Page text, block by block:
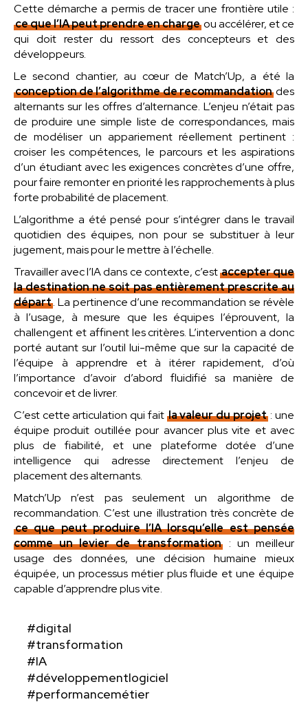
Cette démarche a permis de tracer une frontière utile :
ce que l’IA peut prendre en chargeou accélérer, et ce
qui doit rester du ressort des concepteurs et des
développeurs.
Le second chantier, au cœur de Match’Up, a été la
conception de l’algorithme de recommandationdes
alternants sur les offres d’alternance. L’enjeu n’était pas
de produire une simple liste de correspondances, mais
de modéliser un appariement réellement pertinent :
croiser les compétences, le parcours et les aspirations
d’un étudiant avec les exigences concrètes d’une offre,
pour faire remonter en priorité les rapprochements à plus
forte probabilité de placement.
L’algorithme a été pensé pour s’intégrer dans le travail
quotidien des équipes, non pour se substituer à leur
jugement, mais pour le mettre à l’échelle.
Travailler avec l’IA dans ce contexte, c’est accepter que
la destination ne soit pas entièrement prescrite au
départ. La pertinence d’une recommandation se révèle
à l’usage, à mesure que les équipes l’éprouvent, la
challengent et affinent les critères. L’intervention a donc
porté autant sur l’outil lui-même que sur la capacité de
l’équipe à apprendre et à itérer rapidement, d’où
l’importance d’avoir d’abord fluidifié sa manière de
concevoir et de livrer.
C’est cette articulation qui fait la valeur du projet: une
équipe produit outillée pour avancer plus vite et avec
plus de fiabilité, et une plateforme dotée d’une
intelligence qui adresse directement l’enjeu de
placement des alternants.
Match’Up n’est pas seulement un algorithme de
recommandation. C’est une illustration très concrète de
ce que peut produire l’IA lorsqu’elle est pensée
comme un levier de transformation: un meilleur
usage des données, une décision humaine mieux
équipée, un processus métier plus fluide et une équipe
capable d’apprendre plus vite.
#digital
#transformation
#IA
#développementlogiciel
#performancemétier